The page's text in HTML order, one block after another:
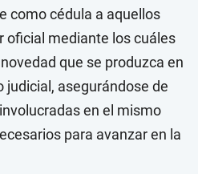
como cédula a aquellos
oficial mediante los cuáles
que se produzca en
asegurándose de
en el mismo
para avanzar en la